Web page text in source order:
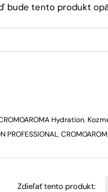
bude tento produkt
Hydration,
PROFESSIONAL,
Zdieľať tento produkt: